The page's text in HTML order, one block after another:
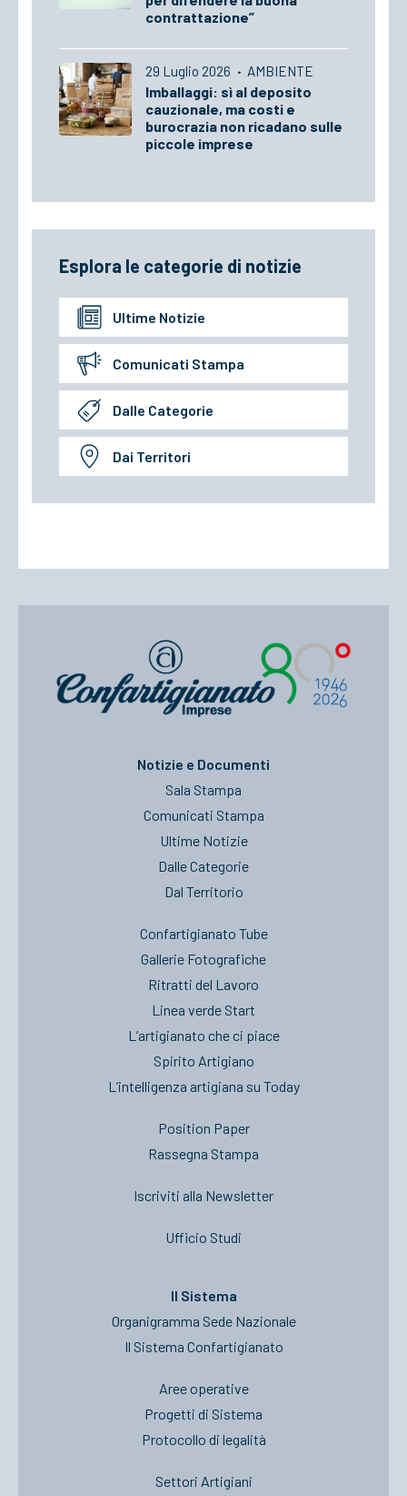
contrattazione”
29 Luglio 2026 · AMBIENTE
Imballaggi: sì al deposito
cauzionale, ma costi e
burocrazia non ricadano sulle
piccole imprese
Esplora le categorie di notizie
Ultime Notizie
Comunicati Stampa
Dalle Categorie
Dai Territori
Notizie e Documenti
Sala Stampa
Comunicati Stampa
Ultime Notizie
Dalle Categorie
Dal Territorio
Confartigianato Tube
Gallerie Fotografiche
Ritratti del Lavoro
Linea verde Start
L’artigianato che ci piace
Spirito Artigiano
L’intelligenza artigiana su Today
Position Paper
Rassegna Stampa
Iscriviti alla Newsletter
Ufficio Studi
Il Sistema
Organigramma Sede Nazionale
Il Sistema Confartigianato
Aree operative
Progetti di Sistema
Protocollo di legalità
Settori Artigiani